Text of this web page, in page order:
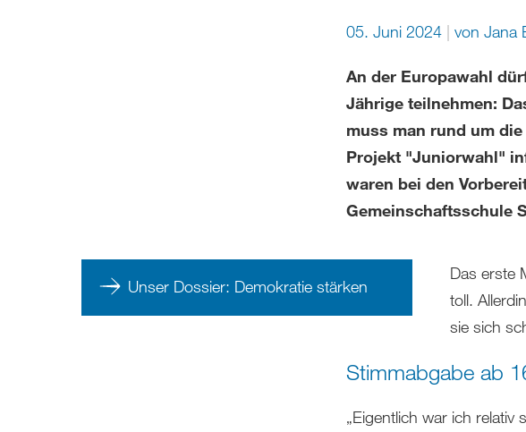
05. Juni 2024 von Jana
An der Europawahl
Jährige teilnehmen:
muss man rund um
Projekt "Juniorwahl"
waren bei den
Gemeinschaftsschule
Unser Dossier: Demokratie stärken
Das erste
toll.
sie sich
Stimmabgabe ab
„Eigentlich war ich relativ